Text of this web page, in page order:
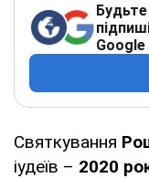
Google
Святкування
іудеїв – 2020